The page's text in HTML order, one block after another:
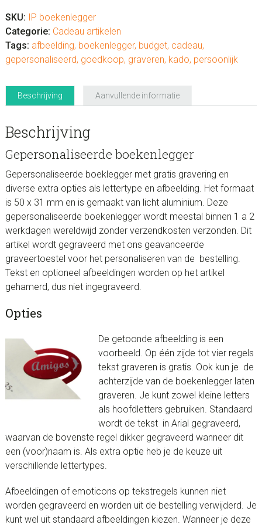
SKU:
IP boekenlegger
Categorie: Cadeau artikelen
Tags: afbeelding, boekenlegger, budget, cadeau,
gepersonaliseerd, goedkoop, graveren, kado, persoonlijk
Beschrijving Aanvullende informatie
Beschrijving
Gepersonaliseerde boekenlegger
Gepersonaliseerde boeklegger met gratis gravering en
diverse extra opties als lettertype en afbeelding. Het formaat
is 50 x 31 mm en is gemaakt van licht aluminium. Deze
gepersonaliseerde boekenlegger wordt meestal binnen 1 a 2
werkdagen wereldwijd zonder verzendkosten verzonden. Dit
artikel wordt gegraveerd met ons geavanceerde
graveertoestel voor het personaliseren van de bestelling.
Tekst en optioneel afbeeldingen worden op het artikel
gehamerd, dus niet ingegraveerd.
Opties
De getoonde afbeelding is een
voorbeeld. Op één zijde tot vier regels
tekst graveren is gratis. Ook kun je de
achterzijde van de boekenlegger laten
graveren. Je kunt zowel kleine letters
als hoofdletters gebruiken. Standaard
wordt de tekst in Arial gegraveerd,
waarvan de bovenste regel dikker gegraveerd wanneer dit
een (voor)naam is. Als extra optie heb je de keuze uit
verschillende lettertypes.
Afbeeldingen of emoticons op tekstregels kunnen niet
worden gegraveerd en worden uit de bestelling verwijderd. Je
kunt wel uit standaard afbeeldingen kiezen. Wanneer je deze